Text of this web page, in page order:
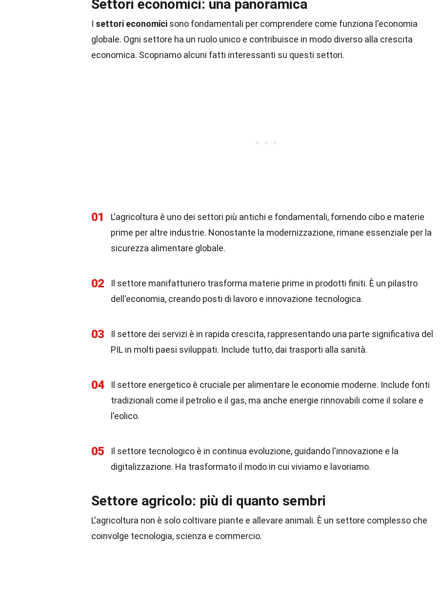
Settori economici: una panoramica
I settori economici sono fondamentali per comprendere come funziona l'economia
globale. Ogni settore ha un ruolo unico e contribuisce in modo diverso alla crescita
economica. Scopriamo alcuni fatti interessanti su questi settori.
01
L'agricoltura è uno dei settori più antichi e fondamentali, fornendo cibo e materie
prime per altre industrie. Nonostante la modernizzazione, rimane essenziale per la
sicurezza alimentare globale.
02
Il settore manifatturiero trasforma materie prime in prodotti finiti. È un pilastro
dell'economia, creando posti di lavoro e innovazione tecnologica.
03
Il settore dei servizi è in rapida crescita, rappresentando una parte significativa del
PIL in molti paesi sviluppati. Include tutto, dai trasporti alla sanità.
04
Il settore energetico è cruciale per alimentare le economie moderne. Include fonti
tradizionali come il petrolio e il gas, ma anche energie rinnovabili come il solare e
l'eolico.
05
Il settore tecnologico è in continua evoluzione, guidando l'innovazione e la
digitalizzazione. Ha trasformato il modo in cui viviamo e lavoriamo.
Settore agricolo: più di quanto sembri
L'agricoltura non è solo coltivare piante e allevare animali. È un settore complesso che
coinvolge tecnologia, scienza e commercio.